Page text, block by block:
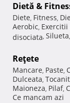
Dietă &
Diete, Fitness,
Aerobic,
disociata, Silueta,
Reţete
Mancare, Paste,
Dulceata,
Maioneza, Pilaf,
Ce mancam azi